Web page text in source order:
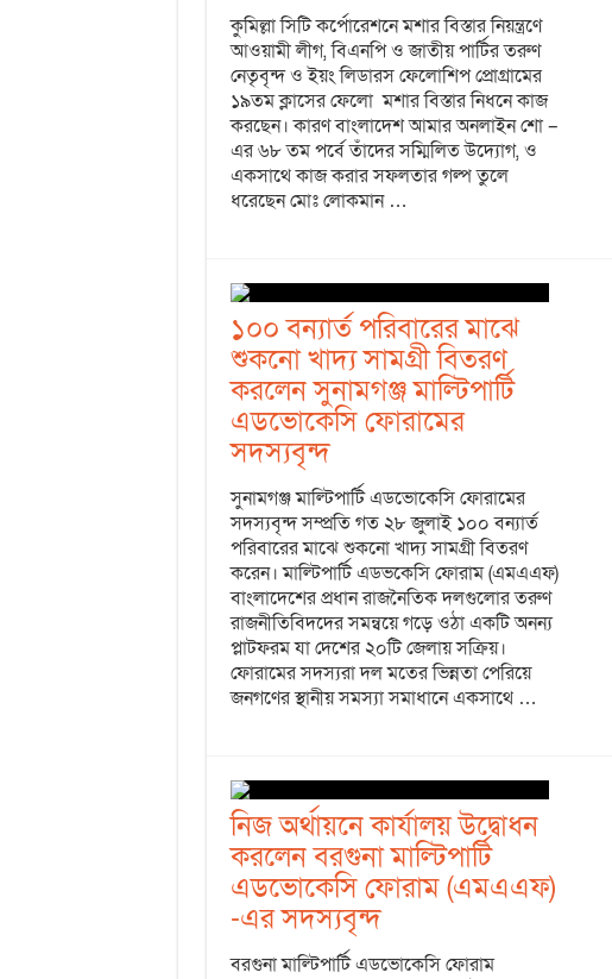
কুমিল্লা সিটি কর্পোরেশনে মশার বিস্তার নিয়ন্ত্রণে
আওয়ামী লীগ, বিএনপি ও জাতীয় পার্টির তরুণ
নেতৃবৃন্দ ও ইয়ং লিডারস ফেলোশিপ প্রোগ্রামের
১৯তম ক্লাসের ফেলো মশার বিস্তার নিধনে কাজ
করছেন। কারণ বাংলাদেশ আমার অনলাইন শো –
এর ৬৮ তম পর্বে তাঁদের সম্মিলিত উদ্যোগ, ও
একসাথে কাজ করার সফলতার গল্প তুলে
ধরেছেন মোঃ লোকমান …
১০০ বন্যার্ত পরিবারের মাঝে
শুকনো খাদ্য সামগ্রী বিতরণ
করলেন সুনামগঞ্জ মাল্টিপার্টি
এডভোকেসি ফোরামের
সদস্যবৃন্দ
সুনামগঞ্জ মাল্টিপার্টি এডভোকেসি ফোরামের
সদস্যবৃন্দ সম্প্রতি গত ২৮ জুলাই ১০০ বন্যার্ত
পরিবারের মাঝে শুকনো খাদ্য সামগ্রী বিতরণ
করেন। মাল্টিপার্টি এডভকেসি ফোরাম (এমএএফ)
বাংলাদেশের প্রধান রাজনৈতিক দলগুলোর তরুণ
রাজনীতিবিদদের সমন্বয়ে গড়ে ওঠা একটি অনন্য
প্লাটফরম যা দেশের ২০টি জেলায় সক্রিয়।
ফোরামের সদস্যরা দল মতের ভিন্নতা পেরিয়ে
জনগণের স্থানীয় সমস্যা সমাধানে একসাথে …
নিজ অর্থায়নে কার্যালয় উদ্বোধন
করলেন বরগুনা মাল্টিপার্টি
এডভোকেসি ফোরাম (এমএএফ)
-এর সদস্যবৃন্দ
বরগুনা মাল্টিপার্টি এডভোকেসি ফোরাম